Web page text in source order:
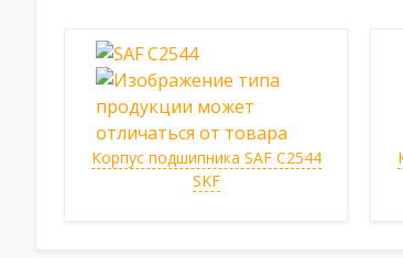
Корпус подшипника SAF C2544
SKF